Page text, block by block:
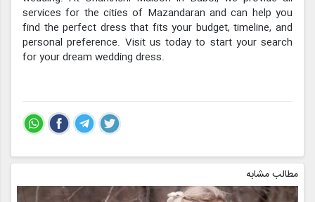
services for the cities of Mazandaran and can help you
find the perfect dress that fits your budget, timeline, and
personal preference. Visit us today to start your search
for your dream wedding dress.
مطالب مشابه